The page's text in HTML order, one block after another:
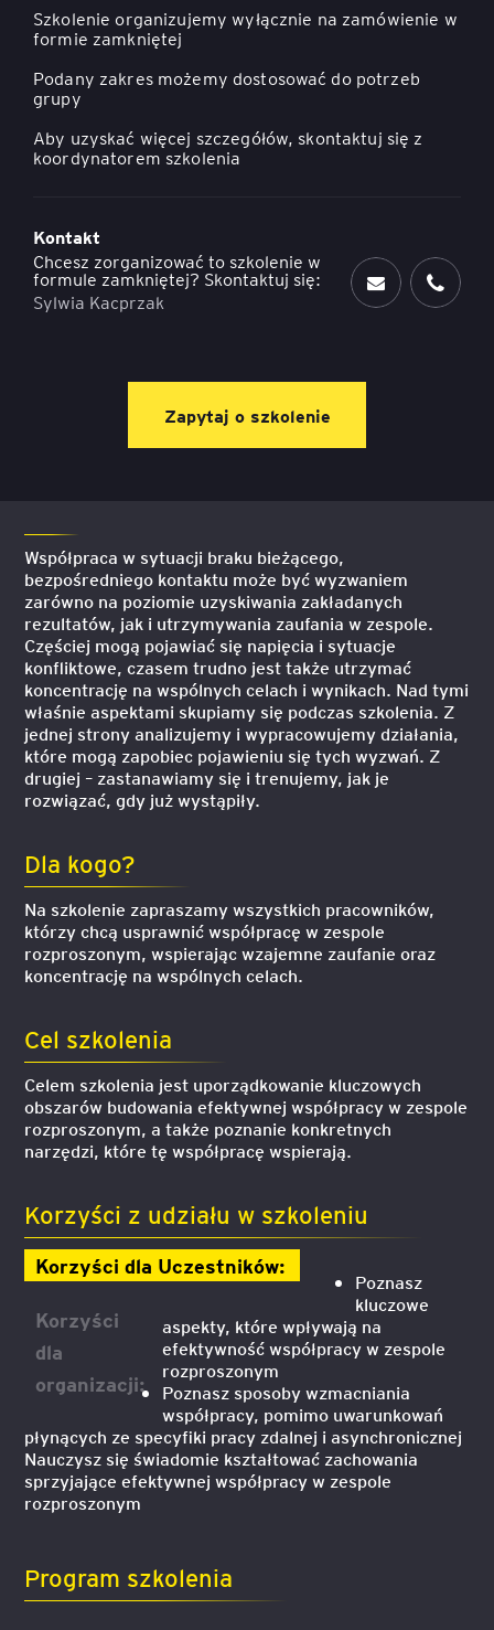
Współpraca w sytuacji braku bieżącego,
bezpośredniego kontaktu może być wyzwaniem
zarówno na poziomie uzyskiwania zakładanych
rezultatów, jak i utrzymywania zaufania w zespole.
Częściej mogą pojawiać się napięcia i sytuacje
konfliktowe, czasem trudno jest także utrzymać
koncentrację na wspólnych celach i wynikach. Nad tymi
właśnie aspektami skupiamy się podczas szkolenia. Z
jednej strony analizujemy i wypracowujemy działania,
które mogą zapobiec pojawieniu się tych wyzwań. Z
drugiej – zastanawiamy się i trenujemy, jak je
rozwiązać, gdy już wystąpiły.
Dla kogo?
Na szkolenie zapraszamy wszystkich pracowników,
którzy chcą usprawnić współpracę w zespole
rozproszonym, wspierając wzajemne zaufanie oraz
koncentrację na wspólnych celach.
Cel szkolenia
Celem szkolenia jest uporządkowanie kluczowych
obszarów budowania efektywnej współpracy w zespole
rozproszonym, a także poznanie konkretnych
narzędzi, które tę współpracę wspierają.
Korzyści z udziału w szkoleniu
Korzyści dla Uczestników:
Korzyści
dla
organizacji:
Poznasz
kluczowe
aspekty, które wpływają na
efektywność współpracy w zespole
rozproszonym
Poznasz sposoby wzmacniania
współpracy, pomimo uwarunkowań
płynących ze specyfiki pracy zdalnej i asynchronicznej
Nauczysz się świadomie kształtować zachowania
sprzyjające efektywnej współpracy w zespole
rozproszonym
Program szkolenia
Szkolenie organizujemy wyłącznie na zamówienie w
formie zamkniętej
Podany zakres możemy dostosować do potrzeb
grupy
Aby uzyskać więcej szczegółów, skontaktuj się z
koordynatorem szkolenia
Kontakt
Chcesz zorganizować to szkolenie w
formule zamkniętej? Skontaktuj się:
Sylwia Kacprzak
Zapytaj o szkolenie